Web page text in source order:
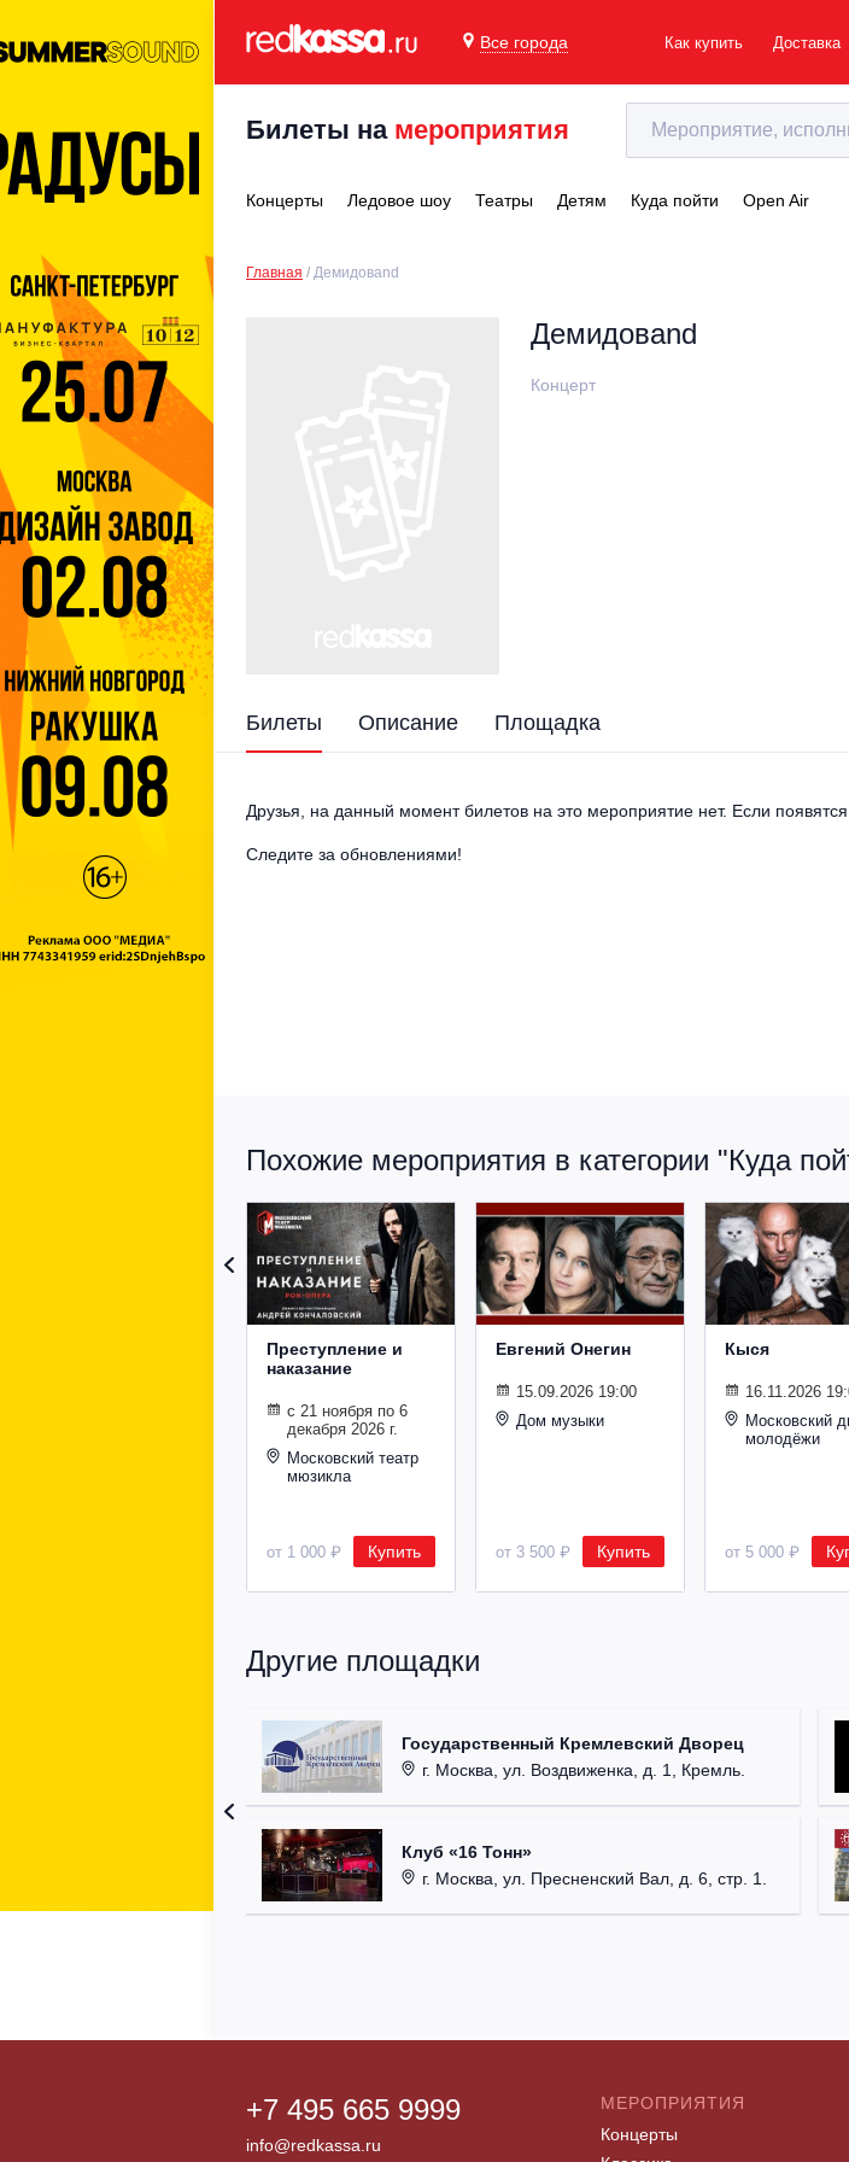
Все города Как купить Доставка
Билеты на мероприятия
Концерты Ледовое шоу Театры Детям Куда пойти Open Air
Главная Демидовand
Демидовand
Концерт
Билеты Описание Площадка
Друзья, на данный момент билетов на это мероприятие нет. Если
Следите за обновлениями!
Похожие мероприятия в категории "Куда
Преступление и
наказание
с 21 ноября по 6
декабря 2026 г.
Московский театр
мюзикла
от 1 000 ₽ Купить
Евгений Онегин
15.09.2026 19:00
Дом музыки
от 3 500 ₽ Купить
Кыся
16.11.2026
Московский
молодёжи
от 5 000 ₽
Другие площадки
Государственный Кремлевский Дворец
г. Москва, ул. Воздвиженка, д. 1, Кремль.
Клуб «16 Тонн»
г. Москва, ул. Пресненский Вал, д. 6, стр. 1.
+7 495 665 9999
info@redkassa.ru
МЕРОПРИЯТИЯ
Концерты